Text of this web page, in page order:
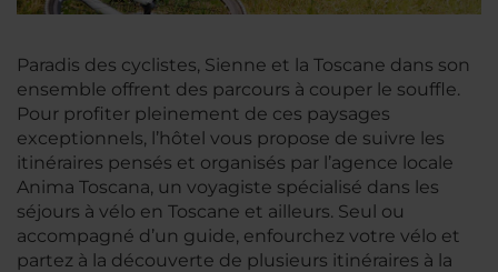
Paradis des cyclistes, Sienne et la Toscane dans son
ensemble offrent des parcours à couper le souffle.
Pour profiter pleinement de ces paysages
exceptionnels, l’hôtel vous propose de suivre les
itinéraires pensés et organisés par l’agence locale
Anima Toscana, un voyagiste spécialisé dans les
séjours à vélo en Toscane et ailleurs. Seul ou
accompagné d’un guide, enfourchez votre vélo et
partez à la découverte de plusieurs itinéraires à la